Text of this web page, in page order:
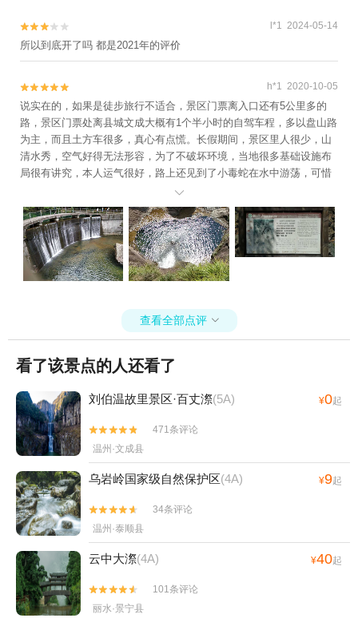

 l*1 2024-05-14
所以到底开了吗 都是2021年的评价

 h*1 2020-10-05
说实在的，如果是徒步旅行不适合，景区门票离入口还有5公里多的
路，景区门票处离县城文成大概有1个半小时的自驾车程，多以盘山路
为主，而且土方车很多，真心有点慌。长假期间，景区里人很少，山
清水秀，空气好得无法形容，为了不破坏环境，当地很多基础设施布
局很有讲究，本人运气很好，路上还见到了小毒蛇在水中游荡，可惜

查看全部点评 
看了该景点的人还看了
刘伯温故里景区·百丈漈(5A) ¥0起


471条评论
温州·文成县
乌岩岭国家级自然保护区(4A) ¥9起


34条评论
温州·泰顺县
云中大漈(4A) ¥40起


101条评论
丽水·景宁县